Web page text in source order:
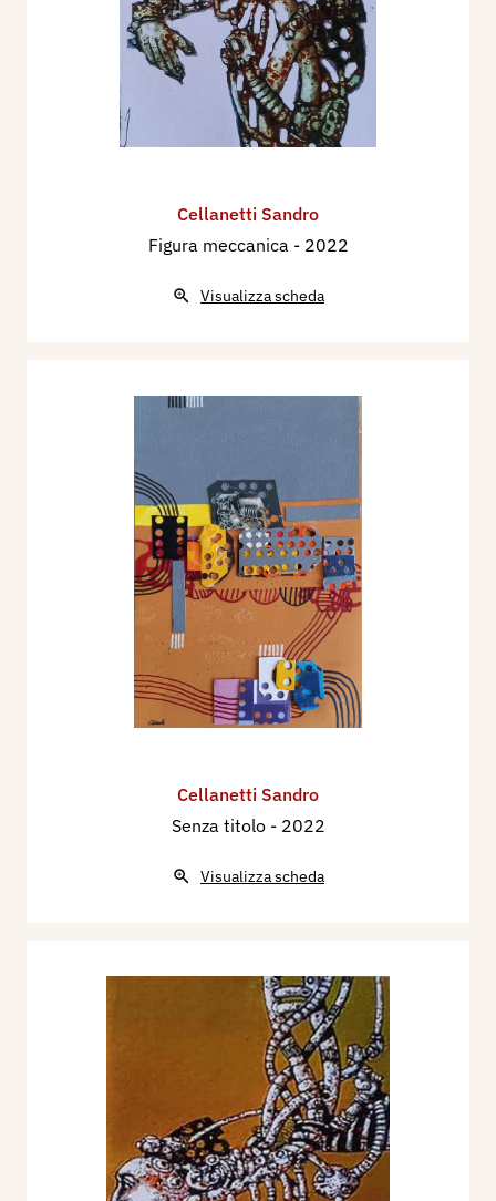
Cellanetti Sandro
Figura meccanica - 2022
Visualizza scheda
Cellanetti Sandro
Senza titolo - 2022
Visualizza scheda